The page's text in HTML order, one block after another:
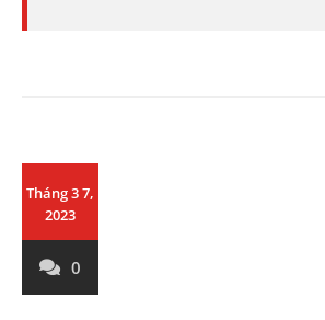
Tháng 3 7,
2023
0